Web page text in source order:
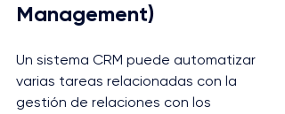
Management)
Un sistema CRM puede automatizar
varias tareas relacionadas con la
gestión de relaciones con los